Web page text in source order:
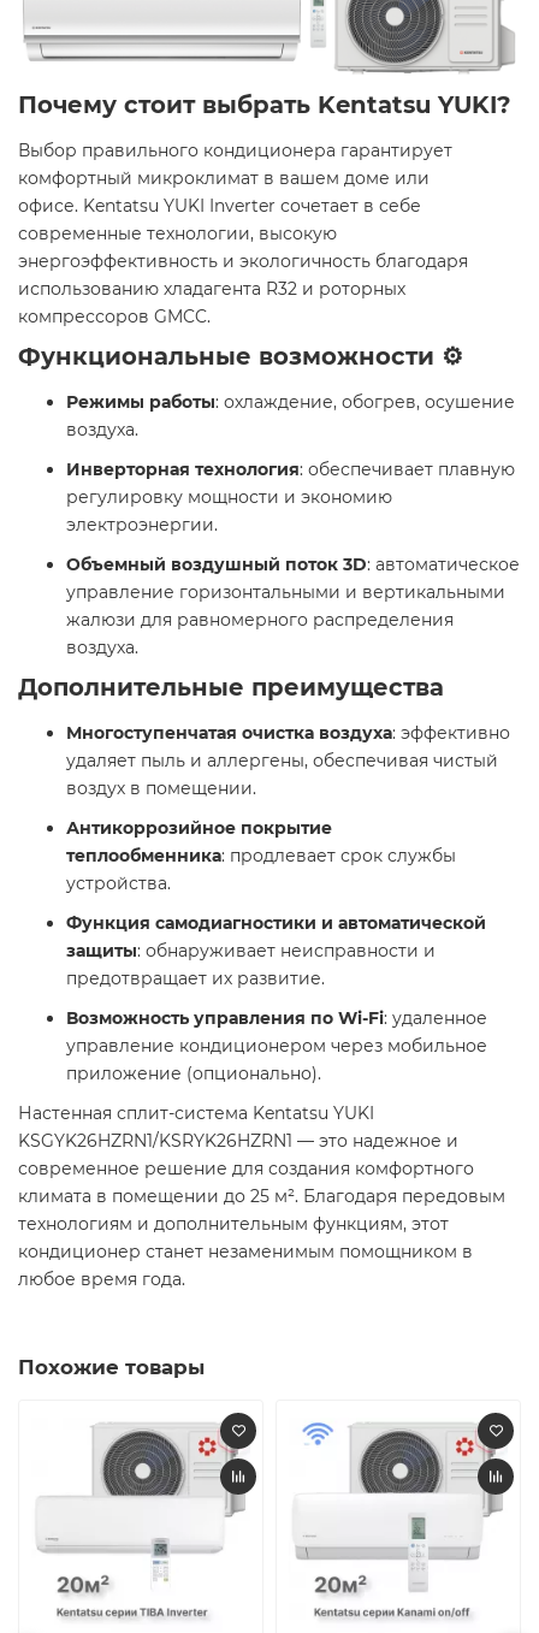
Почему стоит выбрать Kentatsu YUKI?
Выбор правильного кондиционера гарантирует
комфортный микроклимат в вашем доме или
офисе. Kentatsu YUKI Inverter сочетает в себе
современные технологии, высокую
энергоэффективность и экологичность благодаря
использованию хладагента R32 и роторных
компрессоров GMCC. ​
Функциональные возможности ⚙️
Режимы работы: охлаждение, обогрев, осушение
воздуха.​
Инверторная технология: обеспечивает плавную
регулировку мощности и экономию
электроэнергии.​
Объемный воздушный поток 3D: автоматическое
управление горизонтальными и вертикальными
жалюзи для равномерного распределения
воздуха. ​
Дополнительные преимущества
Многоступенчатая очистка воздуха: эффективно
удаляет пыль и аллергены, обеспечивая чистый
воздух в помещении. ​
Антикоррозийное покрытие
теплообменника: продлевает срок службы
устройства.​
Функция самодиагностики и автоматической
защиты: обнаруживает неисправности и
предотвращает их развитие. ​
Возможность управления по Wi-Fi: удаленное
управление кондиционером через мобильное
приложение (опционально).​
Настенная сплит-система Kentatsu YUKI
KSGYK26HZRN1/KSRYK26HZRN1 — это надежное и
современное решение для создания комфортного
климата в помещении до 25 м². Благодаря передовым
технологиям и дополнительным функциям, этот
кондиционер станет незаменимым помощником в
любое время года.​
Похожие товары